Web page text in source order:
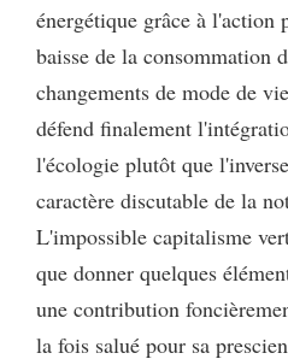
énergétique grâce à l'action
baisse de la consommation
changements de mode de
défend finalement
l'écologie plutôt que
caractère discutable de la
L'impossible capitalisme
que donner quelques
une contribution
la fois salué pour sa